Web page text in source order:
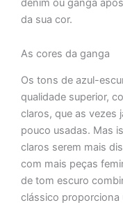
da sua cor.
As cores da ganga
Os tons de azul-
qualidade superior,
claros, que as vezes
pouco usadas. Mas
claros serem mais
com mais peças
de tom escuro
clássico proporciona